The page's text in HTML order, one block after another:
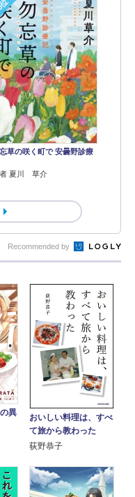
草の咲く町で 安曇野診療
夏川 草介
Recommended by
異
おいしい料理は、すべ
て旅から教わった
荻野恭子